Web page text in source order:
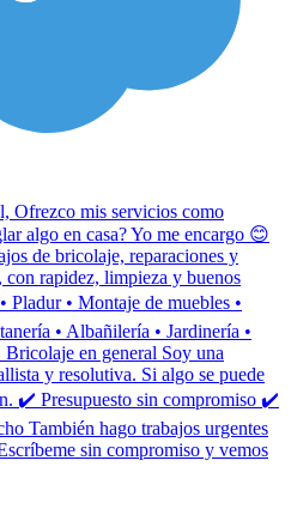
Ofrezco mis servicios como
algo en casa? Yo me encargo 😊
de bricolaje, reparaciones y
con rapidez, limpieza y buenos
• Montaje de muebles •
• Albañilería • Jardinería •
Bricolaje en general Soy una
y resolutiva. Si algo se puede
✔ Presupuesto sin compromiso ✔
También hago trabajos urgentes
sin compromiso y vemos